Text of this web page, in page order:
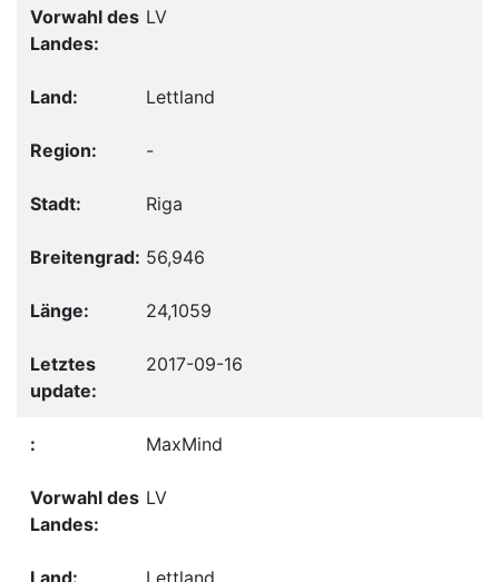
LV
Lettland
-
Riga
56,946
24,1059
2017-09-16
MaxMind
LV